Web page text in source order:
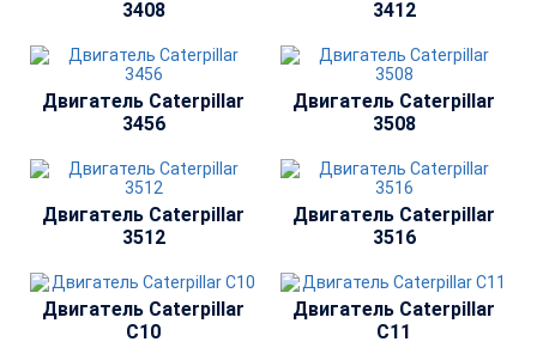
3408 3412
Двигатель Сaterpillar
3456
Двигатель Сaterpillar
3508
Двигатель Сaterpillar
3512
Двигатель Сaterpillar
3516
Двигатель Сaterpillar
C10
Двигатель Сaterpillar
C11